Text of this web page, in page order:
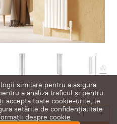
- +
similare pentru a asigura
a analiza traficul și pentru
accepta toate cookie-urile, le
setările de confidențialitate
despre cookie